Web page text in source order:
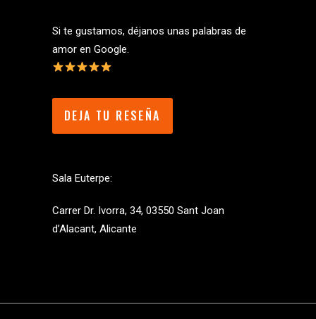
Si te gustamos, déjanos unas palabras de
amor en Google.
DEJA TU RESEÑA
Sala Euterpe:
Carrer Dr. Ivorra, 34, 03550 Sant Joan
d’Alacant, Alicante